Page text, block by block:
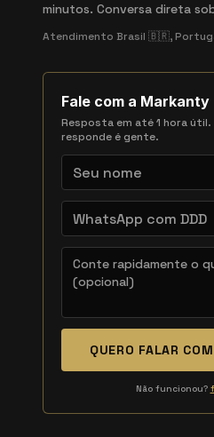
minutos. Conversa direta
Atendimento Brasil 🇧🇷,
Fale com a
Resposta em até 1 hora
responde é gente.
QUERO FALAR
Não funcionou?